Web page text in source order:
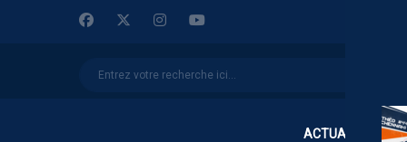
ACTUALITÉS